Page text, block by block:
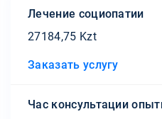
Лечение социопатии
27184,75 Kzt
Заказать услугу
Час консультации